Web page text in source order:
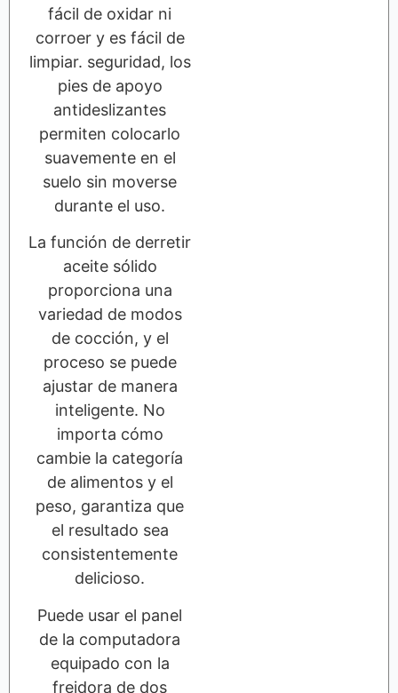
fácil de oxidar ni
corroer y es fácil de
limpiar. seguridad, los
pies de apoyo
antideslizantes
permiten colocarlo
suavemente en el
suelo sin moverse
durante el uso.
La función de derretir
aceite sólido
proporciona una
variedad de modos
de cocción, y el
proceso se puede
ajustar de manera
inteligente. No
importa cómo
cambie la categoría
de alimentos y el
peso, garantiza que
el resultado sea
consistentemente
delicioso.
Puede usar el panel
de la computadora
equipado con la
freidora de dos